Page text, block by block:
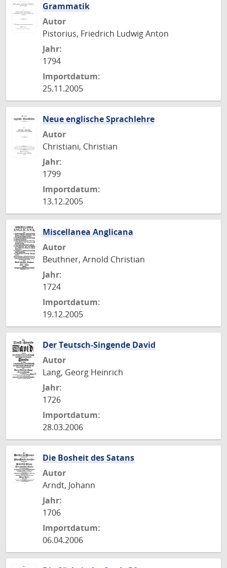
Grammatik
Autor
Pistorius, Friedrich Ludwig Anton
Jahr:
1794
Importdatum:
25.11.2005
Neue englische Sprachlehre
Autor
Christiani, Christian
Jahr:
1799
Importdatum:
13.12.2005
Miscellanea Anglicana
Autor
Beuthner, Arnold Christian
Jahr:
1724
Importdatum:
19.12.2005
Der Teutsch-Singende David
Autor
Lang, Georg Heinrich
Jahr:
1726
Importdatum:
28.03.2006
Die Bosheit des Satans
Autor
Arndt, Johann
Jahr:
1706
Importdatum:
06.04.2006